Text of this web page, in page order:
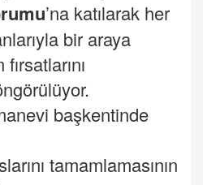
’na katılarak her
bir araya
başkentinde
tamamlamasının